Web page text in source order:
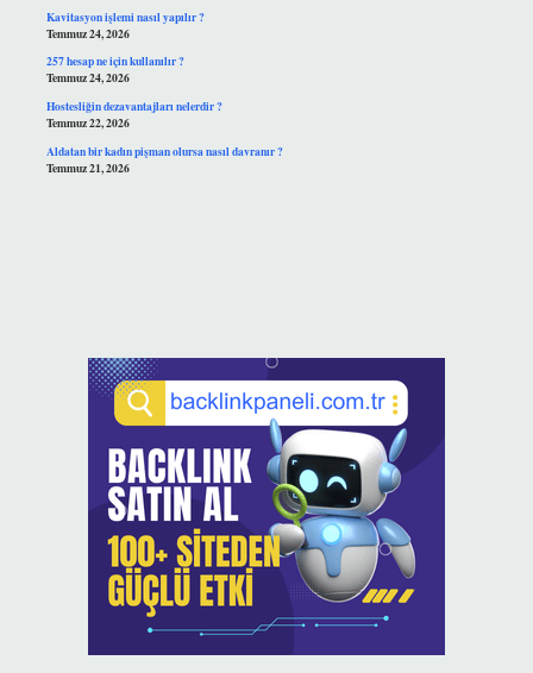
Kavitasyon işlemi nasıl yapılır ?
Temmuz 24, 2026
257 hesap ne için kullanılır ?
Temmuz 24, 2026
Hostesliğin dezavantajları nelerdir ?
Temmuz 22, 2026
Aldatan bir kadın pişman olursa nasıl davranır ?
Temmuz 21, 2026